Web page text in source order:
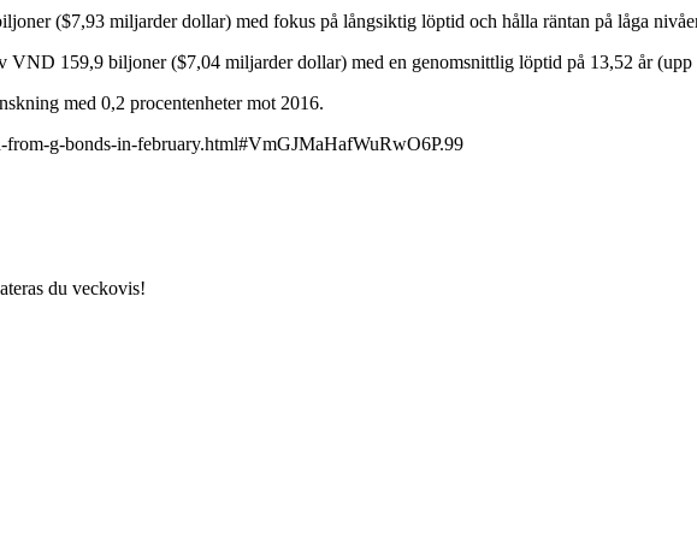
($7,93 miljarder dollar) med fokus på långsiktig löptid och hålla räntan på låga
VND 159,9 biljoner ($7,04 miljarder dollar) med en genomsnittlig löptid på 13,52 år
med 0,2 procentenheter mot 2016.
g-bonds-in-february.html#VmGJMaHafWuRwO6P.99
du veckovis!